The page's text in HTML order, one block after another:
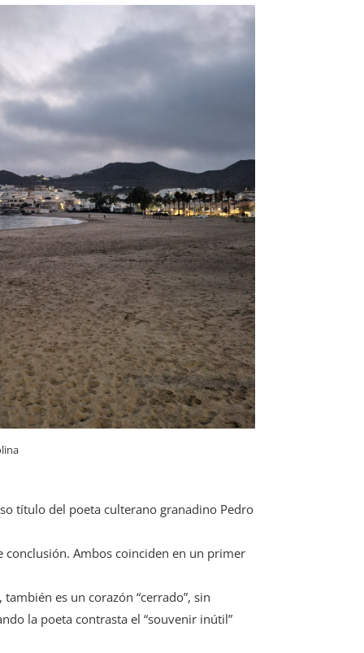
título del poeta culterano granadino Pedro
Ambos coinciden en un primer
es un corazón “cerrado”, sin
la poeta contrasta el “souvenir inútil”